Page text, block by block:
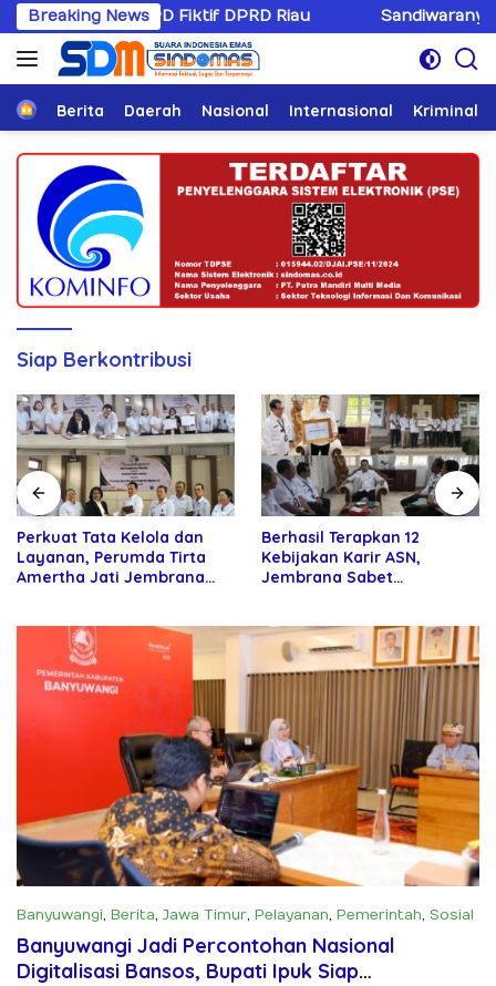
Langsung
ke
konten
Breaking News
SPPD Fiktif DPRD Riau Sandiwaranya
HomeBerita Daerah Nasional Internasional Kriminal
Siap Berkontribusi
Perkuat Tata Kelola dan
Layanan, Perumda Tirta
Amertha Jati Jembrana
Berhasil Terapkan 12
Kebijakan Karir ASN,
Jembrana Sabet
Banyuwangi, Berita, Jawa Timur, Pelayanan, Pemerintah, Sosial
Juli 18, 2025
Banyuwangi Jadi Percontohan Nasional
Digitalisasi Bansos, Bupati Ipuk Siap